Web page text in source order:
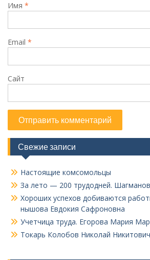
Имя *
Email *
Сайт
Свежие записи
Настоящие комсомольцы
За лето — 200 трудодней.
Хороших успехов добиваются
нышова Евдокия Сафроновна
Учетчица труда. Его­рова Мария
Токарь Колобов Ни­колай Никитович